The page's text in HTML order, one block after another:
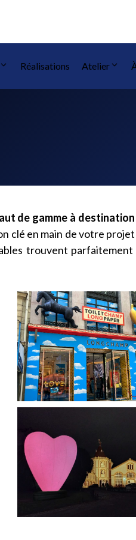
Réalisations Atelier
de gamme à
clé en main de votre
trouvent parfaitement